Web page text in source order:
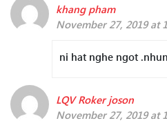
khang pham
November 27, 2019 at
ni hat nghe ngot
LQV Roker joson
November 27, 2019 at